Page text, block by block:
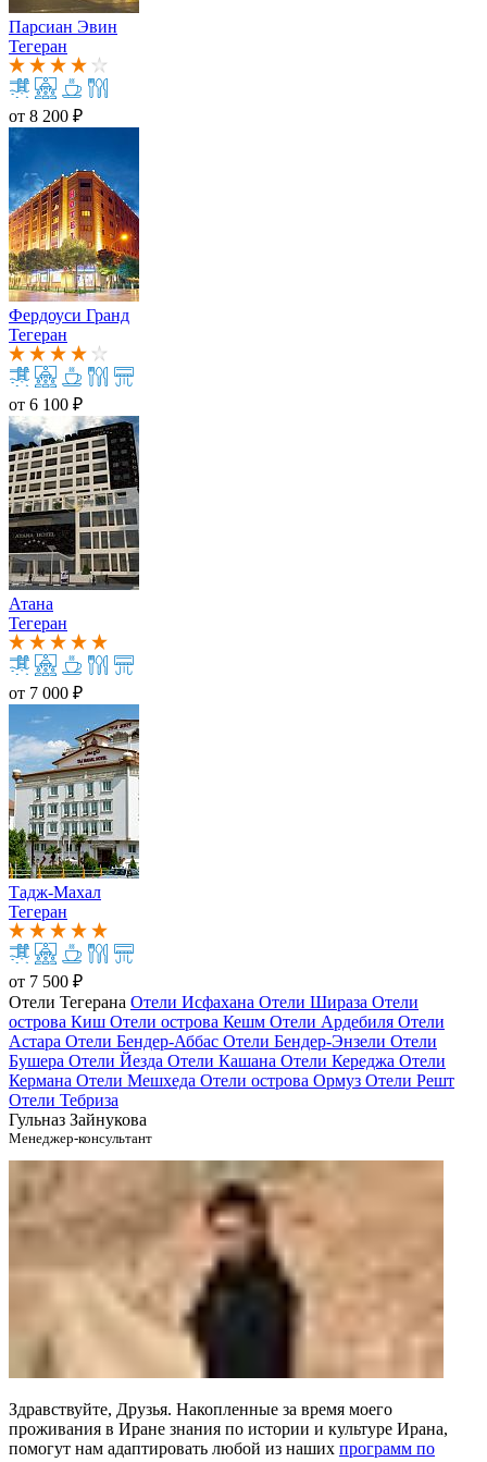
Парсиан Эвин
Тегеран
от 8 200 ₽
Фердоуси Гранд
Тегеран
от 6 100 ₽
Атана
Тегеран
от 7 000 ₽
Тадж-Махал
Тегеран
от 7 500 ₽
Отели Тегерана Отели Исфахана Отели Шираза Отели
острова Киш Отели острова Кешм Отели Ардебиля Отели
Астара Отели Бендер-Аббас Отели Бендер-Энзели Отели
Бушера Отели Йезда Отели Кашана Отели Кереджа Отели
Кермана Отели Мешхеда Отели острова Ормуз Отели Решт
Отели Тебриза
Гульназ Зайнукова
Менеджер-консультант
Здравствуйте, Друзья. Накопленные за время моего
проживания в Иране знания по истории и культуре Ирана,
помогут нам адаптировать любой из наших программ по